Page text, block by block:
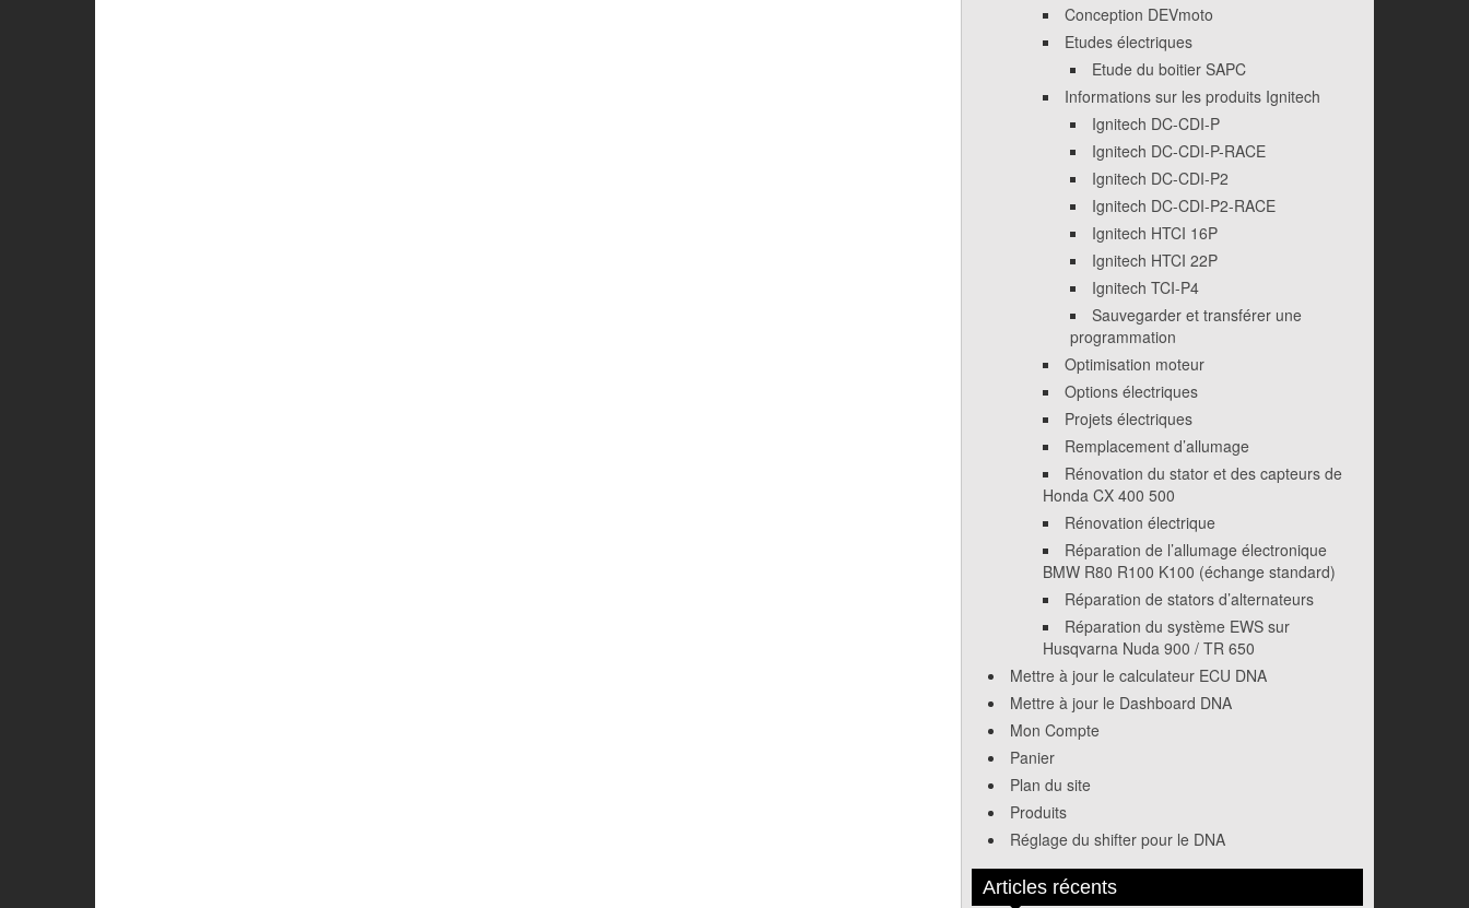
Conception DEVmoto
Etudes électriques
Etude du boitier SAPC
Informations sur les produits Ignitech
Ignitech DC-CDI-P
Ignitech DC-CDI-P-RACE
Ignitech DC-CDI-P2
Ignitech DC-CDI-P2-RACE
Ignitech HTCI 16P
Ignitech HTCI 22P
Ignitech TCI-P4
Sauvegarder et transférer une
programmation
Optimisation moteur
Options électriques
Projets électriques
Remplacement d’allumage
Rénovation du stator et des capteurs de
Honda CX 400 500
Rénovation électrique
Réparation de l’allumage électronique
BMW R80 R100 K100 (échange standard)
Réparation de stators d’alternateurs
Réparation du système EWS sur
Husqvarna Nuda 900 / TR 650
Mettre à jour le calculateur ECU DNA
Mettre à jour le Dashboard DNA
Mon Compte
Panier
Plan du site
Produits
Réglage du shifter pour le DNA
Articles récents